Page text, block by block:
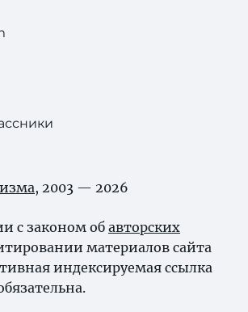
, 2003 — 2026
с законом об авторских
материалов сайта
индексируемая ссылка